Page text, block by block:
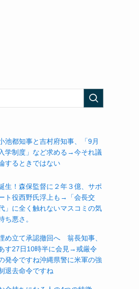
池都知事と吉村府知事、「9月
入学制度」など求める→今それ議
するときではない
生！森保監督に２年３億、サポ
ト役西野氏浮上も→「会長交
」に全く触れないマスコミの気
ち悪さ。
め立て承認撤回へ 翁長知事、
す27日10時半に会見→戒厳令
発令ですね沖縄県警に米軍の強
退去命令ですね